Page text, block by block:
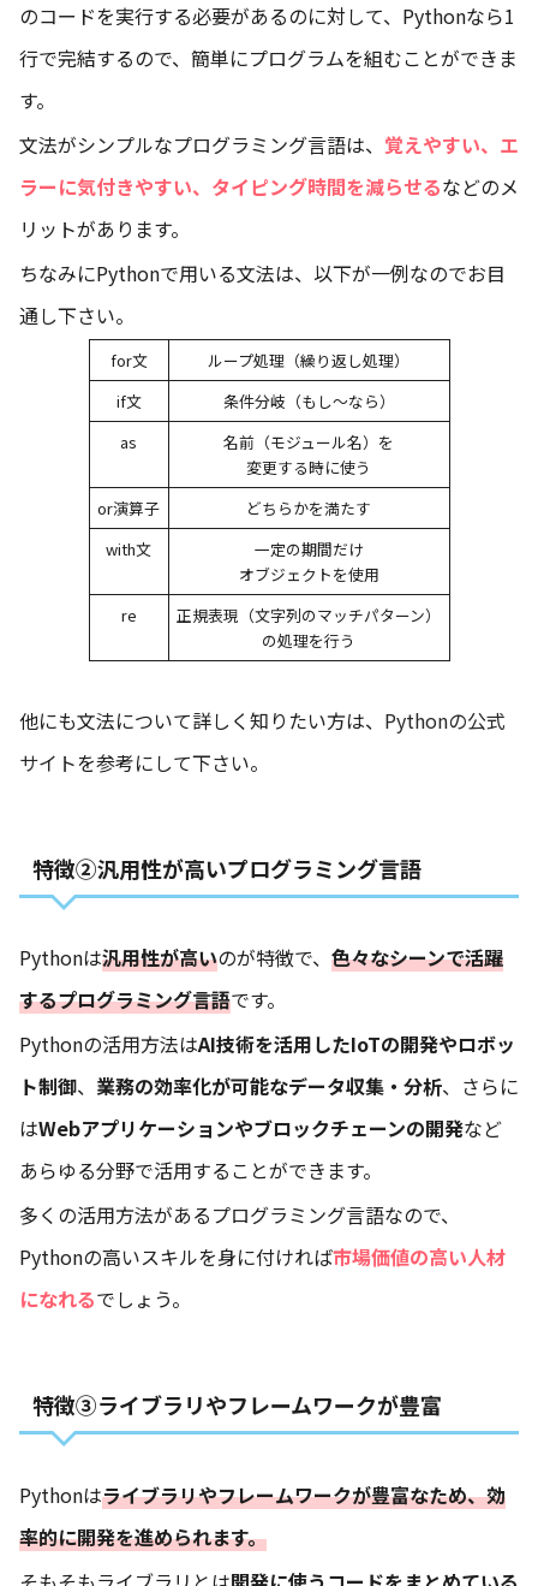
のコードを実行する必要があるのに対して、Pythonなら1
行で完結するので、簡単にプログラムを組むことができま
す。
文法がシンプルなプログラミング言語は、 覚えやすい、エ
ラーに気付きやすい、タイピング時間を減らせるなどのメ
リットがあります。
ちなみにPythonで用いる文法は、以下が一例なのでお目
通し下さい。
for文
ループ処理（繰り返し処理）
if文
条件分岐（もし～なら）
as
名前（モジュール名）を
変更する時に使う
or演算子
どちらかを満たす
with文
一定の期間だけ
オブジェクトを使用
re
正規表現（文字列のマッチパターン）
の処理を行う
他にも文法について詳しく知りたい方は、 Pythonの公式
サイトを参考にして下さい。
特徴②汎用性が高いプログラミング言語
Pythonは汎用性が高いのが特徴で、 色々なシーンで活躍
するプログラミング言語です。
Pythonの活用方法はAI技術を活用したIoTの開発やロボッ
ト制御、 業務の効率化が可能なデータ収集・分析、さらに
はWebアプリケーションやブロックチェーンの開発など
あらゆる分野で活用することができます。
多くの活用方法があるプログラミング言語なので、
Pythonの高いスキルを身に付ければ市場価値の高い人材
になれるでしょう。
特徴③ライブラリやフレームワークが豊富
Pythonはライブラリやフレームワークが豊富なため、効
率的に開発を進められます。